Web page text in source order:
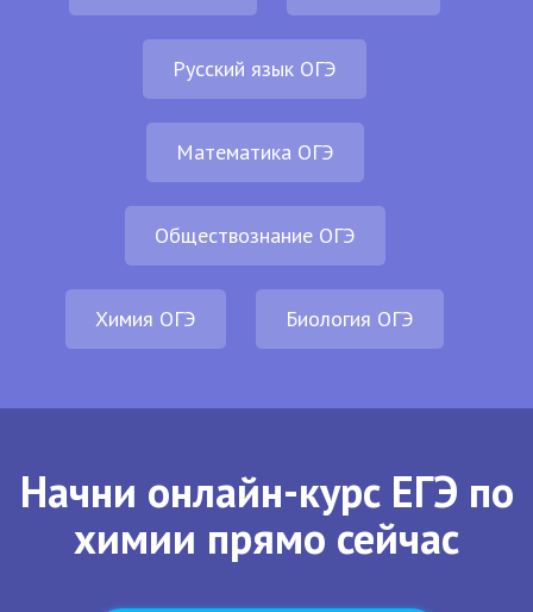
Русский язык ОГЭ
Математика ОГЭ
Обществознание ОГЭ
Химия ОГЭ Биология ОГЭ
Начни онлайн-курс ЕГЭ по
химии прямо сейчас